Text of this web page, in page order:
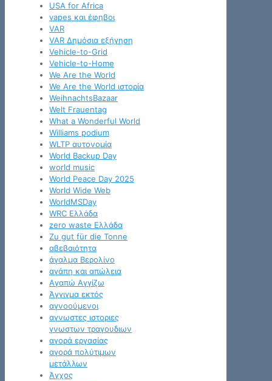
USA for Africa
vapes και έφηβοι
VAR
VAR Δημόσια εξήγηση
Vehicle-to-Grid
Vehicle-to-Home
We Are the World
We Are the World ιστορία
WeihnachtsBazaar
Welt Frauentag
What a Wonderful World
Williams podium
WLTP αυτονομία
World Backup Day
world music
World Peace Day 2025
World Wide Web
WorldMSDay
WRC Ελλάδα
zero waste Ελλάδα
Zu gut für die Tonne
αβεβαιότητα
άγαλμα Βερολίνο
αγάπη και απώλεια
Αγαπώ Αγγίζω
Άγγιγμα εκτός
αγνοούμενοι
αγνωστες ιστοριες
γνωστων τραγουδιων
αγορά εργασίας
αγορά πολύτιμων
μετάλλων
Άγχος